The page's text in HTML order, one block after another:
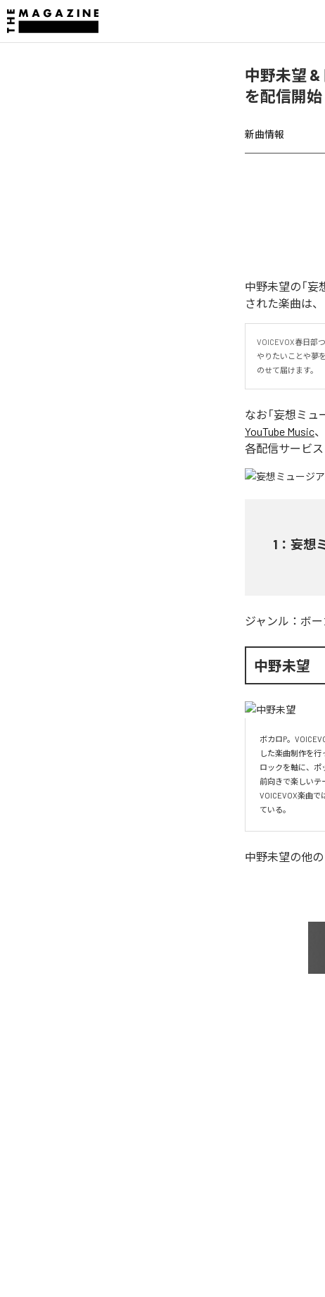
中野未望 &
を配信開始
新曲情報
中野未望の「
された楽曲は、
VOICEVOX春日部
やりたいことや夢
のせて届けます。
なお「妄想ミュ
YouTube Music、
各配信サービス
1 ： 妄想
ジャンル： ボ
中野未望
ボカロP。
した楽曲制作を行
ロックを軸に、ポ
前向きで楽しいテ
VOICEVOX楽曲
ている。
中野未望の他の